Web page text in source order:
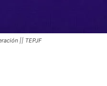
|| TEPJF